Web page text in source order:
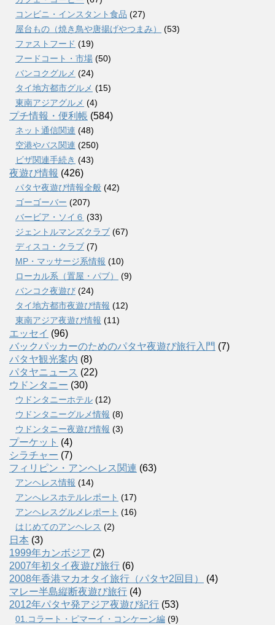
コンビニ・インスタント食品 (27)
屋台もの（焼き鳥や唐揚げやつまみ）
(53)
ファストフード (19)
フードコート・市場 (50)
バンコクグルメ (24)
タイ地方都市グルメ (15)
東南アジアグルメ (4)
プチ情報・便利帳 (584)
ネット通信関連 (48)
空港やバス関連 (250)
ビザ関連手続き (43)
夜遊び情報 (426)
パタヤ夜遊び情報全般 (42)
ゴーゴーバー (207)
バービア・ソイ６ (33)
ジェントルマンズクラブ (67)
ディスコ・クラブ (7)
MP・マッサージ系情報 (10)
ローカル系（置屋・パブ）
(9)
バンコク夜遊び (24)
タイ地方都市夜遊び情報 (12)
東南アジア夜遊び情報 (11)
エッセイ (96)
バックパッカーのためのパタヤ夜遊び旅行入門 (7)
パタヤ観光案内 (8)
パタヤニュース (22)
ウドンタニー (30)
ウドンタニーホテル (12)
ウドンタニーグルメ情報 (8)
ウドンタニー夜遊び情報 (3)
プーケット (4)
シラチャー (7)
フィリピン・アンヘレス関連 (63)
アンヘレス情報 (14)
アンへレスホテルレポート (17)
アンヘレスグルメレポート (16)
はじめてのアンヘレス (2)
日本 (3)
1999年カンボジア (2)
2007年初タイ夜遊び旅行 (6)
2008年香港マカオタイ旅行（パタヤ2回目）
(4)
マレー半島縦断夜遊び旅行 (4)
2012年パタヤ発アジア夜遊び紀行 (53)
01.コラート・ピマーイ・コンケーン編 (9)